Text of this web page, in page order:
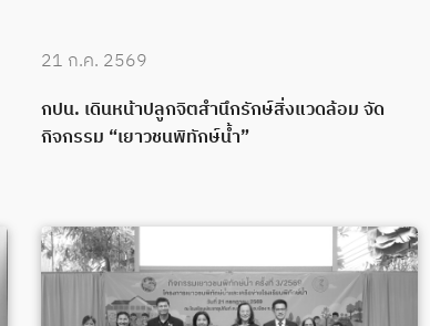
21 ก.ค. 2569
กปน. เดินหน้าปลูกจิตสำนึกรักษ์สิ่งแวดล้อม จัด
กิจกรรม “เยาวชนพิทักษ์น้ำ”